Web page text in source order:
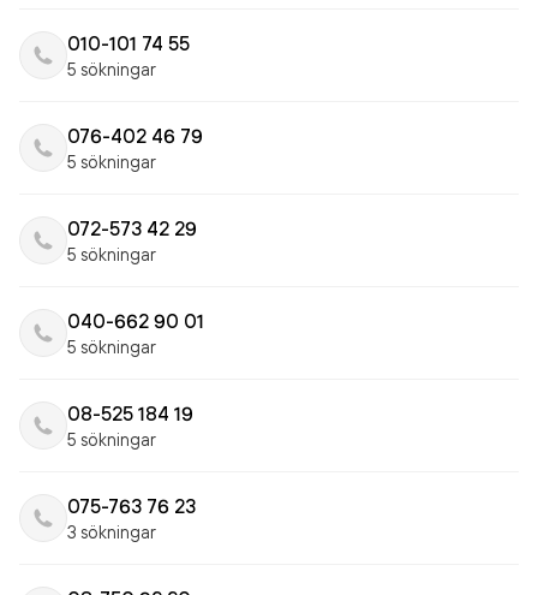
010-101 74 55
5 sökningar
076-402 46 79
5 sökningar
072-573 42 29
5 sökningar
040-662 90 01
5 sökningar
08-525 184 19
5 sökningar
075-763 76 23
3 sökningar